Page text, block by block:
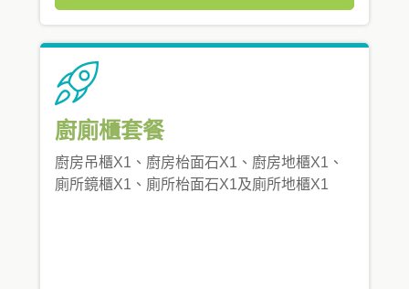
廚廁櫃套餐
廚房吊櫃X1、廚房枱面石X1、廚房地櫃X1、
廁所鏡櫃X1、廁所枱面石X1及廁所地櫃X1